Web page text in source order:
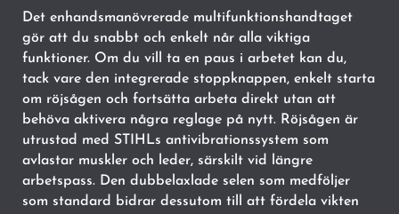
Det enhandsmanövrerade multifunktionshandtaget
gör att du snabbt och enkelt når alla viktiga
funktioner. Om du vill ta en paus i arbetet kan du,
tack vare den integrerade stoppknappen, enkelt starta
om röjsågen och fortsätta arbeta direkt utan att
behöva aktivera några reglage på nytt. Röjsågen är
utrustad med STIHLs antivibrationssystem som
avlastar muskler och leder, särskilt vid längre
arbetspass. Den dubbelaxlade selen som medföljer
som standard bidrar dessutom till att fördela vikten